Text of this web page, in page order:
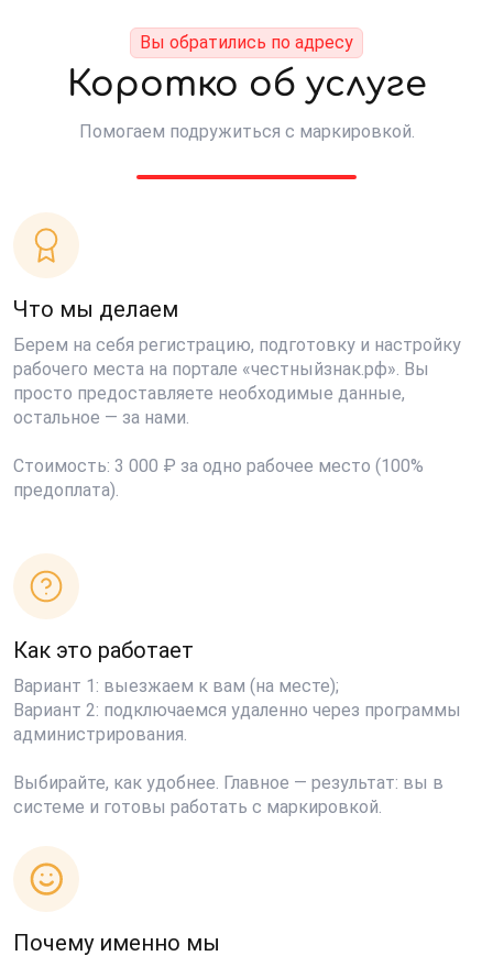
Вы обратились по адресу
Коротко об услуге
Помогаем подружиться с маркировкой.
Что мы делаем
Берем на себя регистрацию, подготовку и настройку
рабочего места на портале «честныйзнак.рф». Вы
просто предоставляете необходимые данные,
остальное — за нами.
Стоимость: 3 000 ₽ за одно рабочее место (100%
предоплата).
Как это работает
Вариант 1: выезжаем к вам (на месте);
Вариант 2: подключаемся удаленно через программы
администрирования.
Выбирайте, как удобнее. Главное — результат: вы в
системе и готовы работать с маркировкой.
Почему именно мы